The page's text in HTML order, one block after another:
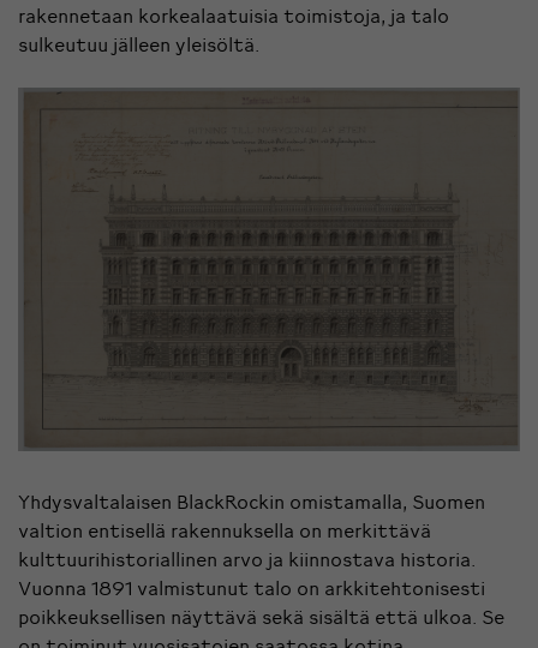
rakennetaan korkealaatuisia toimistoja, ja talo
sulkeutuu jälleen yleisöltä.
Yhdysvaltalaisen BlackRockin omistamalla, Suomen
valtion entisellä rakennuksella on merkittävä
kulttuurihistoriallinen arvo ja kiinnostava historia.
Vuonna 1891 valmistunut talo on arkkitehtonisesti
poikkeuksellisen näyttävä sekä sisältä että ulkoa. Se